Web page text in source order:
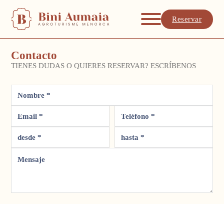
Reservar
Contacto
TIENES DUDAS O QUIERES RESERVAR? ESCRÍBENOS